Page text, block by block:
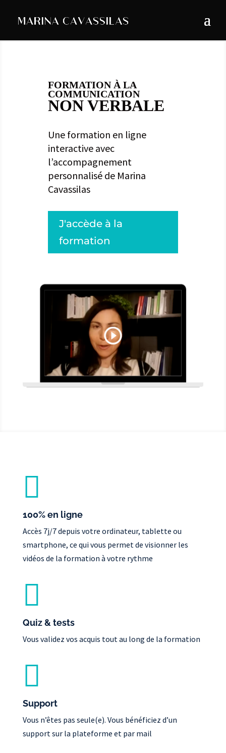
FORMATION À LA
COMMUNICATION
NON VERBALE
Une formation en ligne
interactiveavec
l’accompagnement
personnalisé de Marina
Cavassilas
J'accède à la
formation

100% en ligne
Accès 7j/7 depuis votre ordinateur, tablette ou
smartphone, ce qui vous permet de visionner les
vidéos de la formation à votre rythme

Quiz & tests
Vous validez vos acquis tout au long de la formation

Support
Vous n’êtes pas seule(e). Vous bénéficiez d’un
support sur la plateforme et par mail